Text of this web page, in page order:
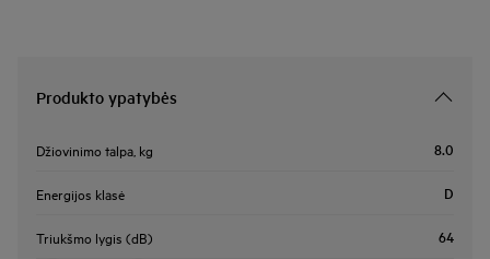
Produkto ypatybės
Džiovinimo talpa, kg 8.0
Energijos klasė D
Triukšmo lygis (dB) 64